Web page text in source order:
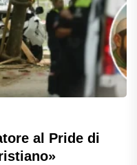
al Pride di